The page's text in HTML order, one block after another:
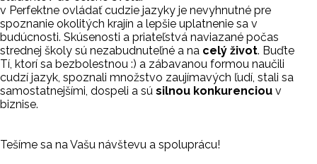
v Perfektne ovládať cudzie jazyky je nevyhnutné pre
spoznanie okolitých krajín a lepšie uplatnenie sa v
budúcnosti. Skúsenosti a priateľstvá naviazané počas
strednej školy sú nezabudnuteľné a na celý život. Buďte
Tí, ktorí sa bezbolestnou :) a zábavanou formou naučili
cudzí jazyk, spoznali množstvo zaujímavých ľudí, stali sa
samostatnejšími, dospeli a sú silnou konkurenciou v
biznise.
Tešíme sa na Vašu návštevu a spoluprácu!